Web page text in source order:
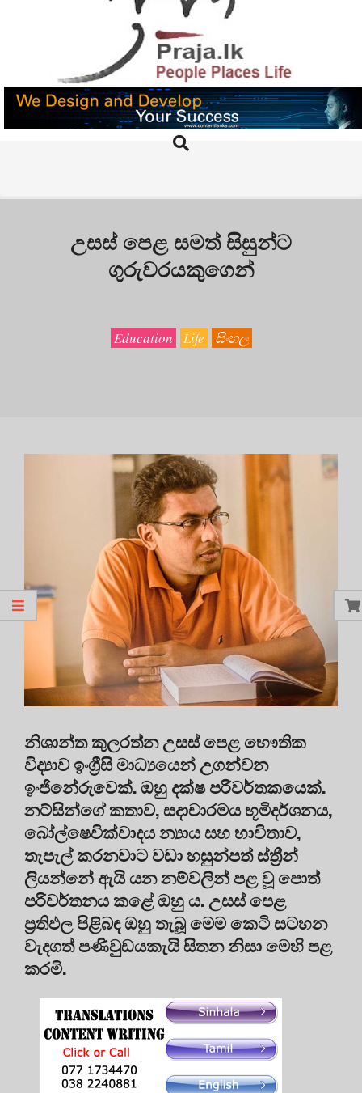
PRAJA.LK
Search
උසස් පෙළ සමත් සිසුන්ට
ගුරුවරයකුගෙන්
Education Life සිංහල
නිශාන්ත කුලරත්න උසස් පෙළ භෞතික
විද්‍යාව ඉංග්‍රීසි මාධ්‍යයෙන් උගන්වන
ඉංජිනේරුවෙක්. ඔහු දක්ෂ පරිවර්තකයෙක්.
නට්සින්ගේ කතාව, සදාචාරමය භූමිදර්ශනය,
බෝල්ෂෙවික්වාදය න්‍යාය සහ භාවිතාව,
තැපැල් කරනවාට වඩා හසුන්පත් ස්ත්‍රීන්
ලියන්නේ ඇයි යන නම්වලින් පළ වූ පොත්
පරිවර්තනය කළේ ඔහු ය. උසස් පෙළ
ප්‍රතිඵල පිළිබඳ ඔහු තැබූ මෙම කෙටි සටහන
වැදගත් පණිවුඩයකැයි සිතන නිසා මෙහි පළ
කරමි.